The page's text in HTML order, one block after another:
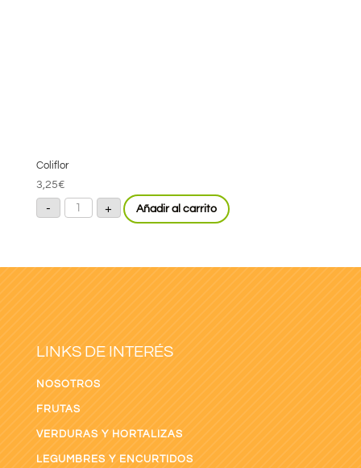
Coliflor
3,25€
-
Coliflor
cantidad+ Añadir al carrito
LINKS DE INTERÉS
NOSOTROS
FRUTAS
VERDURAS Y HORTALIZAS
LEGUMBRES Y ENCURTIDOS